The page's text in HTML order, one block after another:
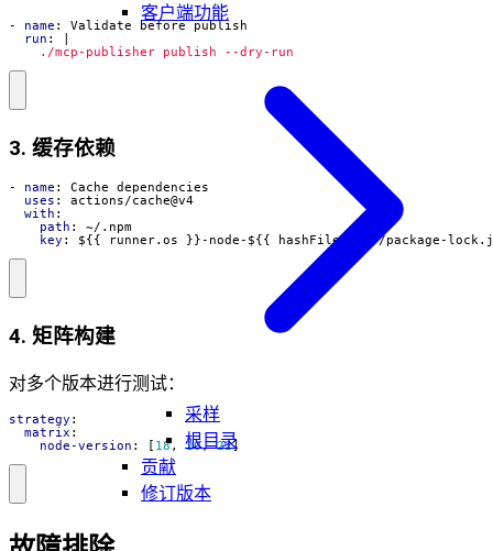
客户端功能
采样
根目录
贡献
修订版本
- name :
Validate before publish
run :
    ./mcp-publisher publish --dry-run
3. 缓存依赖
- name :
Cache dependencies
uses :
actions/cache@v4
with :
path :
~/.npm
key : ${{ runner.os }}-node-${{ hashFiles('**/package-
4. 矩阵构建
对多个版本进行测试：
strategy :
matrix :
node-version : 18, 20, 22]